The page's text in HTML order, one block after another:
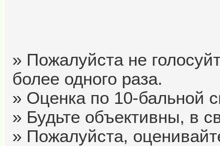
» Пожалуйста не
более одного раза.
» Оценка по 10-бальной
» Будьте объективны, в
» Пожалуйста,